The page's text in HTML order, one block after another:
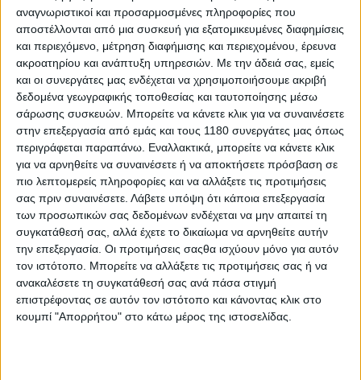
αναγνωριστικοί και προσαρμοσμένες πληροφορίες που
αποστέλλονται από μια συσκευή για εξατομικευμένες διαφημίσεις
και περιεχόμενο, μέτρηση διαφήμισης και περιεχομένου, έρευνα
ακροατηρίου και ανάπτυξη υπηρεσιών. Με την άδειά σας, εμείς
και οι συνεργάτες μας ενδέχεται να χρησιμοποιήσουμε ακριβή
δεδομένα γεωγραφικής τοποθεσίας και ταυτοποίησης μέσω
σάρωσης συσκευών. Μπορείτε να κάνετε κλικ για να συναινέσετε
στην επεξεργασία από εμάς και τους 1180 συνεργάτες μας όπως
περιγράφεται παραπάνω. Εναλλακτικά, μπορείτε να κάνετε κλικ
για να αρνηθείτε να συναινέσετε ή να αποκτήσετε πρόσβαση σε
πιο λεπτομερείς πληροφορίες και να αλλάξετε τις προτιμήσεις
σας πριν συναινέσετε. Λάβετε υπόψη ότι κάποια επεξεργασία
των προσωπικών σας δεδομένων ενδέχεται να μην απαιτεί τη
συγκατάθεσή σας, αλλά έχετε το δικαίωμα να αρνηθείτε αυτήν
την επεξεργασία. Οι προτιμήσεις σαςθα ισχύουν μόνο για αυτόν
τον ιστότοπο. Μπορείτε να αλλάξετε τις προτιμήσεις σας ή να
ανακαλέσετε τη συγκατάθεσή σας ανά πάσα στιγμή
επιστρέφοντας σε αυτόν τον ιστότοπο και κάνοντας κλικ στο
κουμπί "Απορρήτου" στο κάτω μέρος της ιστοσελίδας.
Οι αθόρυβες περιπολίες της ΕΛ.ΑΣ. στην Ακρόπολη
– Με τις ηλεκτρικές μοτοσυκλέτες της Can-Am
Η Ελληνική Αστυνομία έχει στις τάξεις της εδώ και έξι περίπου
μήνες τις Can-Am Pulse και Origin, τις...
Επικαιρότητα 19/3/2026
ΕΛ.ΑΣ.: Συνελήφθη 23χρονος για video με σούζες